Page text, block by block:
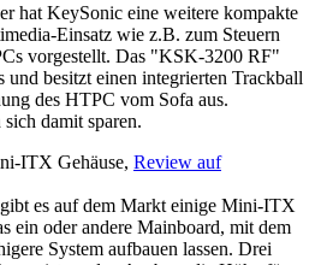
hat KeySonic eine weitere kompakte
Einsatz wie z.B. zum Steuern
vorgestellt. Das "KSK-3200 RF"
und besitzt einen integrierten Trackball
des HTPC vom Sofa aus.
damit sparen.
ITX Gehäuse, Review auf
es auf dem Markt einige Mini-ITX
ein oder andere Mainboard, mit dem
System aufbauen lassen. Drei